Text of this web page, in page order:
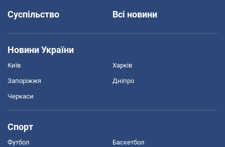
Суспільство
Всі новини
Новини України
Київ Харків
Запоріжжя Дніпро
Черкаси
Спорт
Футбол Баскетбол